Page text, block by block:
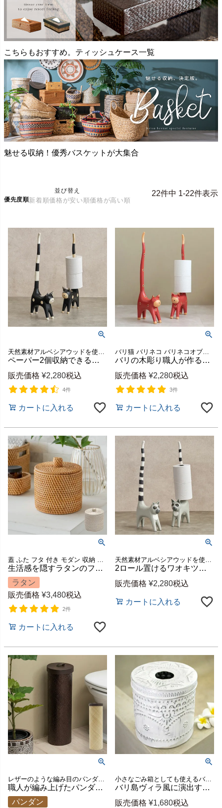
こちらもおすすめ。ティッシュケース一覧
魅せる収納！優秀バスケットが大集合
並び替え
優先度順新着順価格が安い順価格が高い順
22件中 1-22件表示
ペーパー2個収納できるバリ猫の木製トイレットペーパーホルダー 約W18×D6×H55cm [14133]
販売価格 ¥2,280税込
4件
カートに入れる
バリの木彫り職人が作る猫のトイレットペーパーホルダー ピンク [13987]
販売価格 ¥2,280税込
3件
カートに入れる
生活感を隠すラタンのフタ付き小物入れ トイレットペーパーケース 約14×14×15.5cm 全2色 [13981]
ラタン
販売価格 ¥3,480税込
2件
カートに入れる
2ロール置けるワオキツネザルのトイレットペーパーホルダー 木彫り 高さ約55cm [14132]
販売価格 ¥2,280税込
カートに入れる
職人が編み上げたパンダンのトイレットペーパーケース ラウンド型 約直径15×H50cm [t-1170]
パンダン
小さなごみ箱としても使えるバリ島のトイレットペーパーケース
バリ島ヴィラ風に演出するアルミ製トイレットペーパーケース ホワイト [10204-wh]
販売価格 ¥1,680税込